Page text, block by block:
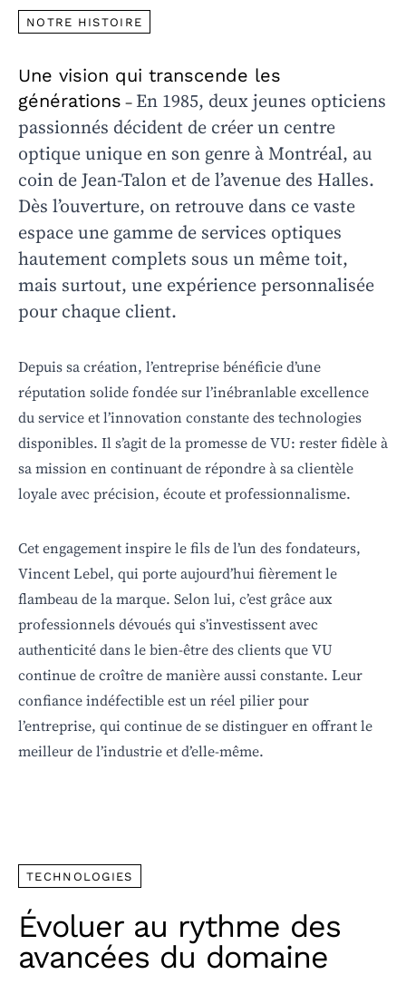
NOTRE HISTOIRE
Une vision qui transcende les
générations – En 1985, deux jeunes opticiens
passionnés décident de créer un centre
optique unique en son genre à Montréal, au
coin de Jean-Talon et de l’avenue des Halles.
Dès l’ouverture, on retrouve dans ce vaste
espace une gamme de services optiques
hautement complets sous un même toit,
mais surtout, une expérience personnalisée
pour chaque client.
Depuis sa création, l’entreprise bénéficie d’une
réputation solide fondée sur l’inébranlable excellence
du service et l’innovation constante des technologies
disponibles. Il s’agit de la promesse de VU: rester fidèle à
sa mission en continuant de répondre à sa clientèle
loyale avec précision, écoute et professionnalisme.
Cet engagement inspire le fils de l’un des fondateurs,
Vincent Lebel, qui porte aujourd’hui fièrement le
flambeau de la marque. Selon lui, c’est grâce aux
professionnels dévoués qui s’investissent avec
authenticité dans le bien-être des clients que VU
continue de croître de manière aussi constante. Leur
confiance indéfectible est un réel pilier pour
l’entreprise, qui continue de se distinguer en offrant le
meilleur de l’industrie et d’elle-même.
TECHNOLOGIES
Évoluer au rythme des
avancées du domaine